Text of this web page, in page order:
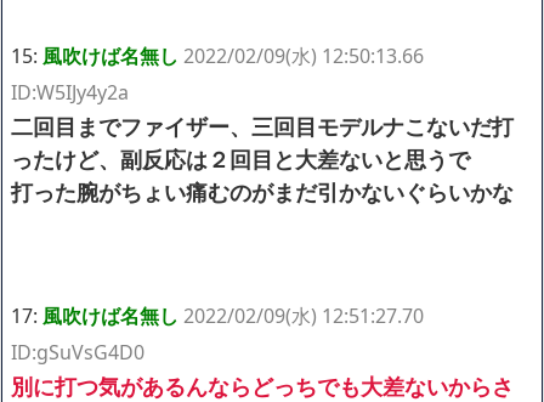
15: 風吹けば名無し 2022/02/09(水) 12:50:13.66
ID:W5IJy4y2a
二回目までファイザー、三回目モデルナこないだ打
ったけど、副反応は２回目と大差ないと思うで
打った腕がちょい痛むのがまだ引かないぐらいかな
17: 風吹けば名無し 2022/02/09(水) 12:51:27.70
ID:gSuVsG4D0
別に打つ気があるんならどっちでも大差ないからさ